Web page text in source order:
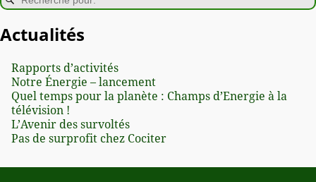
Actualités
Rapports d’activités
Notre Énergie – lancement
Quel temps pour la planète : Champs d’Energie à la
télévision !
L’Avenir des survoltés
Pas de surprofit chez Cociter